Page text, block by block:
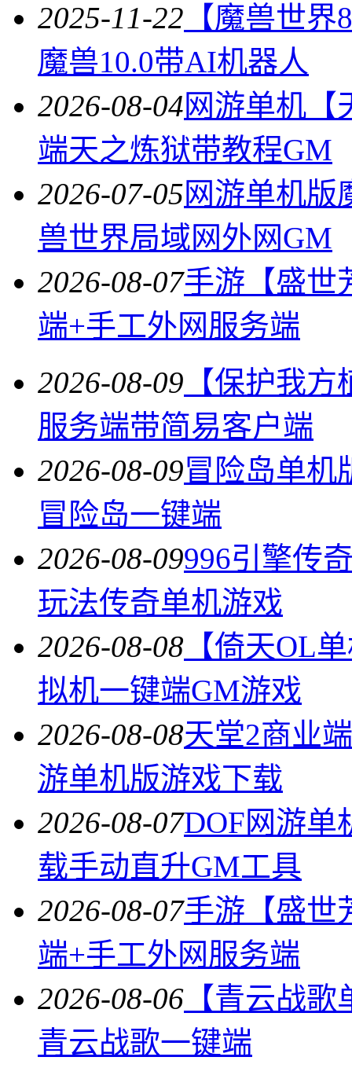
2025-11-22 【魔兽世
魔兽10.0带AI机器人
2026-08-04网游单机【
端天之炼狱带教程GM
2026-07-05网游单机版
兽世界局域网外网GM
2026-08-07手游【盛世
端+手工外网服务端
2026-08-09 【保护我
服务端带简易客户端
2026-08-09冒险岛单机
冒险岛一键端
2026-08-09996引擎传
玩法传奇单机游戏
2026-08-08 【倚天OL
拟机一键端GM游戏
2026-08-08天堂2商业
游单机版游戏下载
2026-08-07DOF网游单
载手动直升GM工具
2026-08-07手游【盛世
端+手工外网服务端
2026-08-06 【青云战
青云战歌一键端